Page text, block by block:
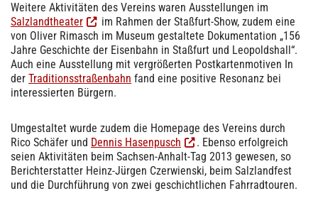
Weitere Aktivitäten des Vereins waren Ausstellungen im
Salzlandtheater
im Rahmen der Staßfurt-Show, zudem eine
von Oliver Rimasch im Museum gestaltete Dokumentation „156
Jahre Geschichte der Eisenbahn in Staßfurt und Leopoldshall“.
Auch eine Ausstellung mit vergrößerten Postkartenmotiven In
der Traditionsstraßenbahn fand eine positive Resonanz bei
interessierten Bürgern.
Umgestaltet wurde zudem die Homepage des Vereins durch
Rico Schäfer und Dennis Hasenpusch
. Ebenso erfolgreich
seien Aktivitäten beim Sachsen-Anhalt-Tag 2013 gewesen, so
Berichterstatter Heinz-Jürgen Czerwienski, beim Salzlandfest
und die Durchführung von zwei geschichtlichen Fahrradtouren.